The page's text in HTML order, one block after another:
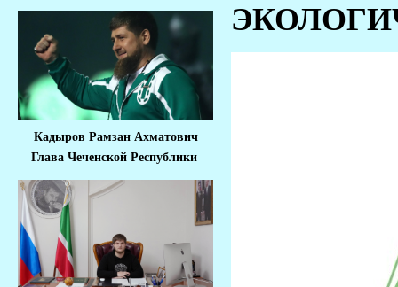
Кадыров Рамзан Ахматович
Глава Чеченской Республики